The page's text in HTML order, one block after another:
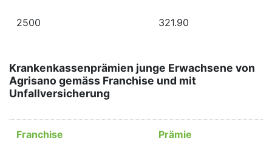
2500 321.90
Krankenkassenprämien junge Erwachsene von
Agrisano gemäss Franchise und mit
Unfallversicherung
Franchise Prämie